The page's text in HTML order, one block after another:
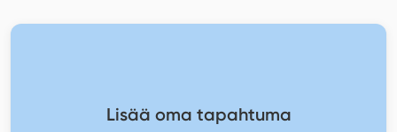
Lisää oma tapahtuma